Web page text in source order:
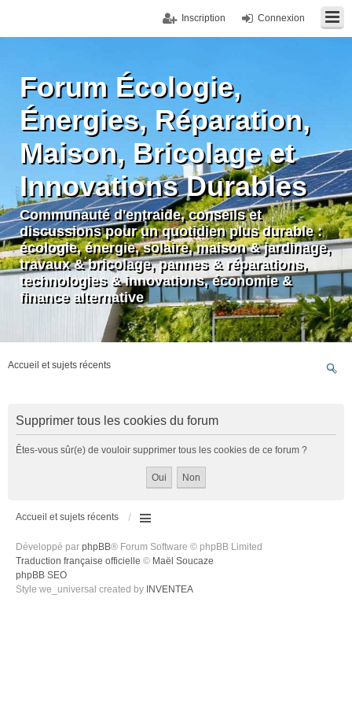
Connexion
Inscription
Forum Écologie,
Énergies, Réparation,
Maison, Bricolage et
Innovations Durables
Communauté d'entraide, conseils et
discussions pour un quotidien plus durable :
écologie, énergie, solaire, maison & jardinage,
travaux & bricolage, pannes & réparations,
technologies & innovations, économie &
finance alternative
Accueil et sujets récents
Supprimer tous les cookies du forum
Êtes-vous sûr(e) de vouloir supprimer tous les cookies de ce forum ?
Accueil et sujets récents
Développé par phpBB® Forum Software © phpBB Limited
Traduction française officielle © Maël Soucaze
phpBB SEO
Style we_universal created by INVENTEA